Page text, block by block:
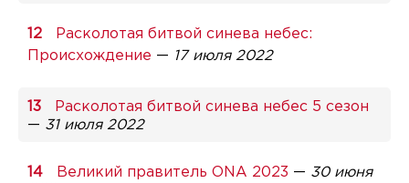
Расколотая битвой синева небес:
Происхождение — 17 июля 2022
Расколотая битвой синева небес 5 сезон
— 31 июля 2022
Великий правитель ONA 2023 — 30 июня